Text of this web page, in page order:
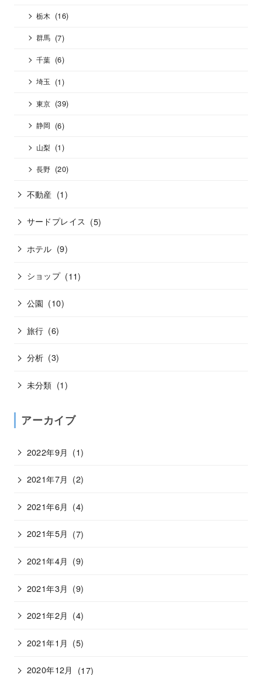
栃木 (16)
群馬 (7)
千葉 (6)
埼玉 (1)
東京 (39)
静岡 (6)
山梨 (1)
長野 (20)
不動産 (1)
サードプレイス (5)
ホテル (9)
ショップ (11)
公園 (10)
旅行 (6)
分析 (3)
未分類 (1)
アーカイブ
2022年9月 (1)
2021年7月 (2)
2021年6月 (4)
2021年5月 (7)
2021年4月 (9)
2021年3月 (9)
2021年2月 (4)
2021年1月 (5)
2020年12月 (17)